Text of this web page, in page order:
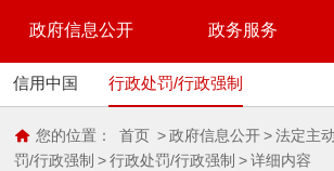
政府信息公开 政务服务
信用中国 行政处罚/行政强制
您的位置： 首页 > 政府信息公开 > 法定主
罚/行政强制 > 行政处罚/行政强制 > 详细内容